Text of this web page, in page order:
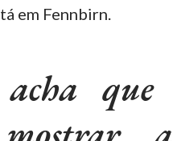
em Fennbirn.
que